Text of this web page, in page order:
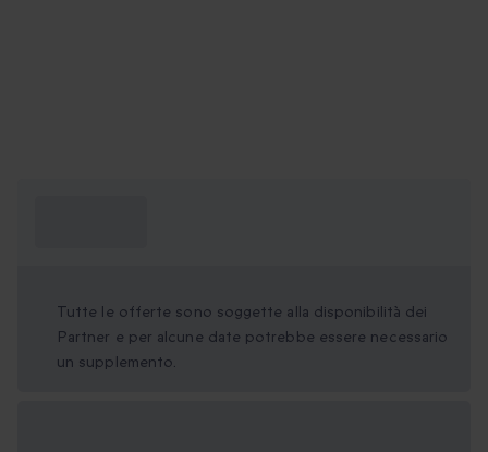
Tutte le offerte sono soggette alla disponibilità dei
Partner e per alcune date potrebbe essere necessario
un supplemento.